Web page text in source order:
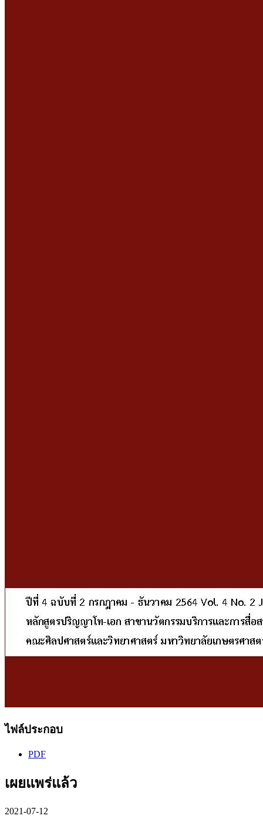
ไฟล์ประกอบ
PDF
เผยแพร่แล้ว
2021-07-12